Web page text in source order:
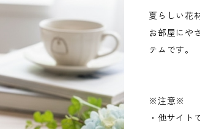
夏らしい花
お部屋にや
テムです。
※注意※
・他サイト